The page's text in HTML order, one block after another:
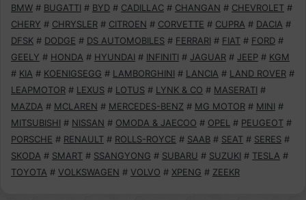
BMW # BUGATTI # BYD # CADILLAC # CHANGAN # CHEVROLET #
CHERY # CHRYSLER # CITROEN # CORVETTE # CUPRA # DACIA #
DFSK # DODGE # DS AUTOMOBILES # FERRARI # FIAT # FORD #
GEELY # HONDA # HYUNDAI # INFINITI # JAGUAR # JEEP # KGM
# KIA # KOENIGSEGG # LAMBORGHINI # LANCIA # LAND ROVER #
LEAPMOTOR # LEXUS # LOTUS # LYNK & CO # MASERATI #
MAZDA # MCLAREN # MERCEDES-BENZ # MG MOTOR # MINI #
MITSUBISHI # NISSAN # OMODA & JAECOO # OPEL # PEUGEOT #
PORSCHE # RENAULT # ROLLS-ROYCE # SAAB # SEAT # SERES #
SKODA # SMART # SSANGYONG # SUBARU # SUZUKI # TESLA #
TOYOTA # VOLKSWAGEN # VOLVO # XPENG # ZEEKR